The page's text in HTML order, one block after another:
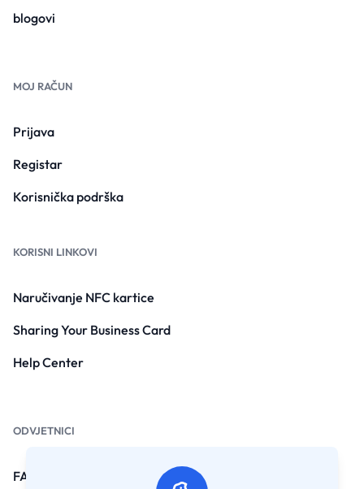
blogovi
MOJ RAČUN
Prijava
Registar
Korisnička podrška
KORISNI LINKOVI
Naručivanje NFC kartice
Sharing Your Business Card
Help Center
ODVJETNICI
FAQ